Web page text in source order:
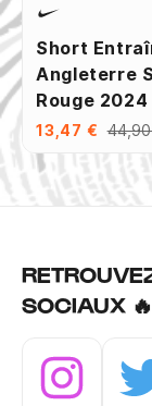
Short
Angleterre
Rouge 2024
13,47 €
SOCIAUX 🔥